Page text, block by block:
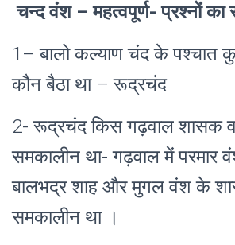
चन्द वंश – महत्वपूर्ण- प्रश्नों का
1 – बालो कल्याण चंद के पश्चात
कौनबैठा था – रूद्रचंद
2- रूद्रचंद किस गढ़वाल शासक
समकालीन था-गढ़वाल में
बालभद्र शाह और मुगल वंश के
समकालीन था ।